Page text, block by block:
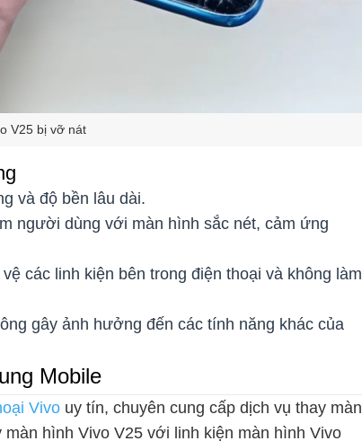
V25 bị vỡ nát
và độ bền lâu dài.
người dùng với màn hình sắc nét, cảm ứng
các linh kiện bên trong điện thoại và không làm
gây ảnh hưởng đến các tính năng khác của
Mobile
Vivo uy tín, chuyên cung cấp dịch vụ thay màn
hình Vivo V25 với linh kiện màn hình Vivo